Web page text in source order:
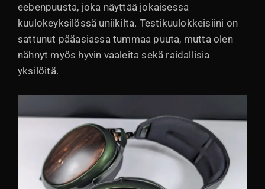
eebenpuusta, joka näyttää jokaisessa
kuulokeyksilössä uniikilta. Testikuulokkeisiini on
sattunut pääasiassa tummaa puuta, mutta olen
nähnyt myös hyvin vaaleita sekä raidallisia
yksilöitä.